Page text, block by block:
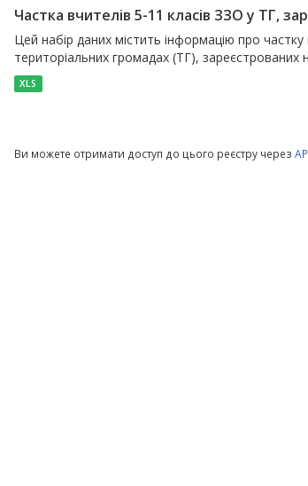
Частка вчителів 5-11 класів ЗЗО у ТГ,
Цей набір даних містить інформацію про частку
територіальних громадах (ТГ), зареєстрованих
XLS
Ви можете отримати доступ до цього реєстру через